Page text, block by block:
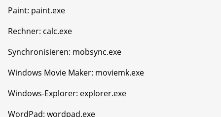
Paint: paint.exe
Rechner: calc.exe
Synchronisieren: mobsync.exe
Windows Movie Maker: moviemk.exe
Windows-Explorer: explorer.exe
WordPad: wordpad.exe